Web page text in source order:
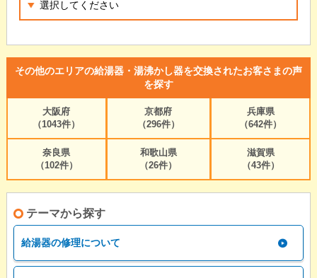
その他のエリアの給湯器・湯沸かし器を交換されたお客さまの声
を探す
大阪府
（1043件）
京都府
（296件）
兵庫県
（642件）
奈良県
（102件）
和歌山県
（26件）
滋賀県
（43件）
テーマから探す
給湯器の修理について